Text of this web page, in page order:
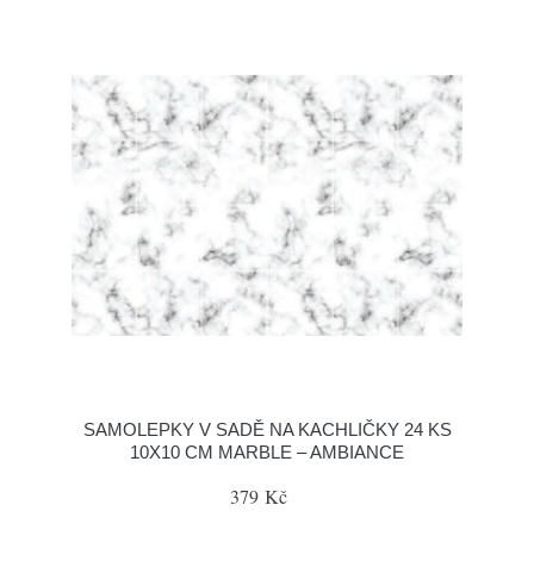
SAMOLEPKY V SADĚ NA KACHLIČKY 24 KS
10X10 CM MARBLE – AMBIANCE
379 Kč